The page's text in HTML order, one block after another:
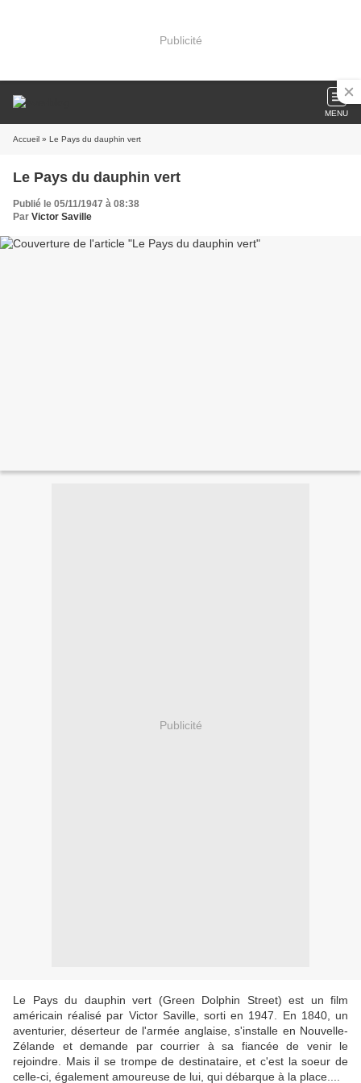
Publicité
MENU
Accueil » Le Pays du dauphin vert
Le Pays du dauphin vert
Publié le 05/11/1947 à 08:38
Par Victor Saville
Publicité
Le Pays du dauphin vert (Green Dolphin Street) est un film
américain réalisé par Victor Saville, sorti en 1947. En 1840, un
aventurier, déserteur de l'armée anglaise, s'installe en Nouvelle-
Zélande et demande par courrier à sa fiancée de venir le
rejoindre. Mais il se trompe de destinataire, et c'est la soeur de
celle-ci, également amoureuse de lui, qui débarque à la place....